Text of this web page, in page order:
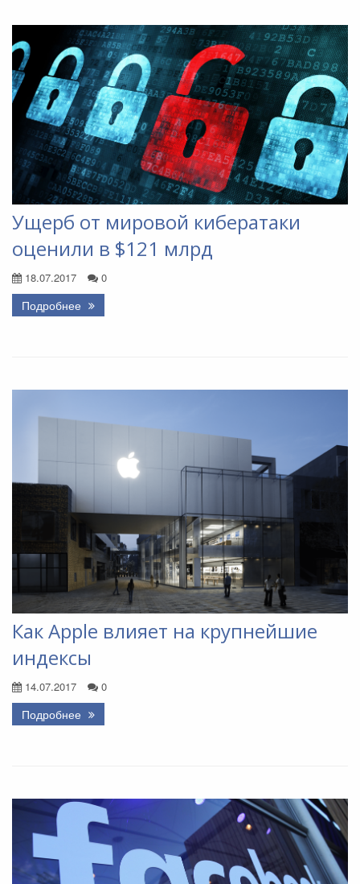
Ущерб от мировой кибератаки
оценили в $121 млрд
18.07.2017 0
Подробнее
Как Apple влияет на крупнейшие
индексы
14.07.2017 0
Подробнее